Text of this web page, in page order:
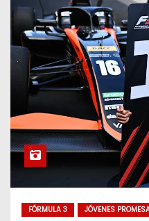
FÓRMULA 3 JÓVENES